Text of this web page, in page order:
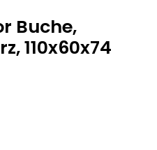
Buche,
110x60x74